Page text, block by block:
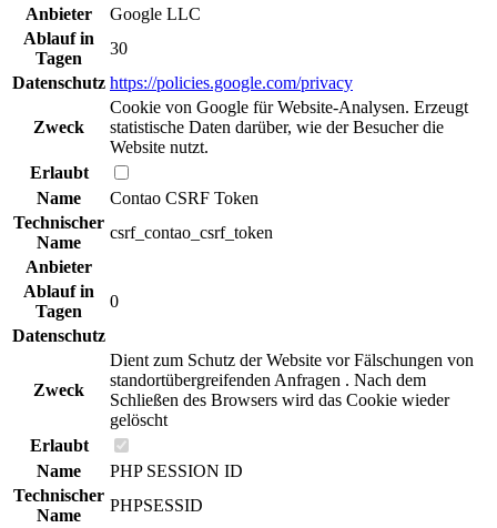
Anbieter
Google LLC
Ablauf in
Tagen
30
Datenschutz https://policies.google.com/privacy
Zweck
Cookie von Google für Website-Analysen. Erzeugt
statistische Daten darüber, wie der Besucher die
Website nutzt.
Erlaubt
Name
Contao CSRF Token
Technischer
Name
csrf_contao_csrf_token
Anbieter
Ablauf in
Tagen
0
Datenschutz
Zweck
Dient zum Schutz der Website vor Fälschungen von
standortübergreifenden Anfragen . Nach dem
Schließen des Browsers wird das Cookie wieder
gelöscht
Erlaubt
Name
PHP SESSION ID
Technischer
Name
PHPSESSID